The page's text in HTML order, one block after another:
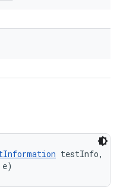
testInfo,